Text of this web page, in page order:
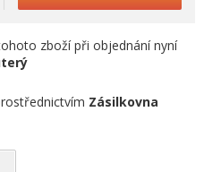
zboží při objednání nyní
Zásilkovna